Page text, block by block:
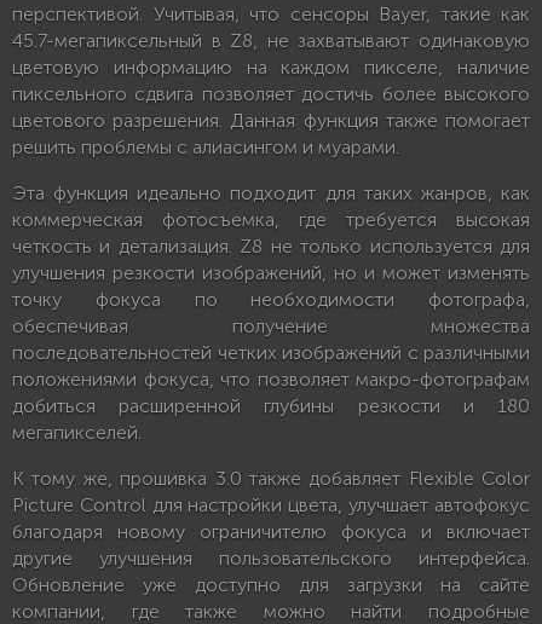
перспективой. Учитывая, что сенсоры Bayer, такие как
45.7-мегапиксельный в Z8, не захватывают одинаковую
цветовую информацию на каждом пикселе, наличие
пиксельного сдвига позволяет достичь более высокого
цветового разрешения. Данная функция также помогает
решить проблемы с алиасингом и муарами.
Эта функция идеально подходит для таких жанров, как
коммерческая фотосъемка, где требуется высокая
четкость и детализация. Z8 не только используется для
улучшения резкости изображений, но и может изменять
точку фокуса по необходимости фотографа,
обеспечивая получение множества
последовательностей четких изображений с различными
положениями фокуса, что позволяет макро-фотографам
добиться расширенной глубины резкости и 180
мегапикселей.
К тому же, прошивка 3.0 также добавляет Flexible Color
Picture Control для настройки цвета, улучшает автофокус
благодаря новому ограничителю фокуса и включает
другие улучшения пользовательского интерфейса.
Обновление уже доступно для загрузки на сайте
компании, где также можно найти подробные